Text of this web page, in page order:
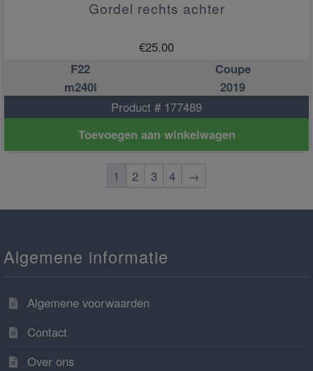
Gordel rechts achter
€25.00
F22
Coupe
m240i
2019
Product # 177489
Toevoegen aan winkelwagen
1 2 3 4 →
Algemene informatie
Algemene voorwaarden
Contact
Over ons